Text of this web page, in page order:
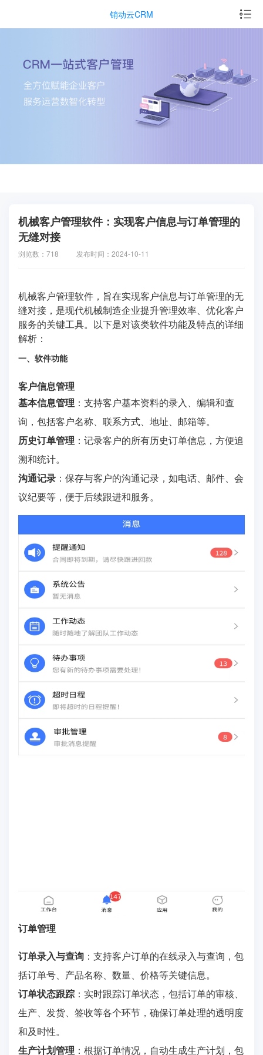
销动云CRM
机械客户管理软件：实现客户信息与订单管理的
无缝对接
浏览数：718 发布时间：2024-10-11
机械客户管理软件，旨在实现客户信息与订单管理的无
缝对接，是现代机械制造企业提升管理效率、优化客户
服务的关键工具。以下是对该类软件功能及特点的详细
解析：
一、软件功能
客户信息管理
基本信息管理 ：支持客户基本资料的录入、编辑和查
询，包括客户名称、联系方式、地址、邮箱等。
历史订单管理 ：记录客户的所有历史订单信息，方便追
溯和统计。
沟通记录 ：保存与客户的沟通记录，如电话、邮件、会
议纪要等，便于后续跟进和服务。
订单管理
订单录入与查询 ：支持客户订单的在线录入与查询，包
括订单号、产品名称、数量、价格等关键信息。
订单状态跟踪 ：实时跟踪订单状态，包括订单的审核、
生产、发货、签收等各个环节，确保订单处理的透明度
和及时性。
生产计划管理 ：根据订单情况，自动生成生产计划，包